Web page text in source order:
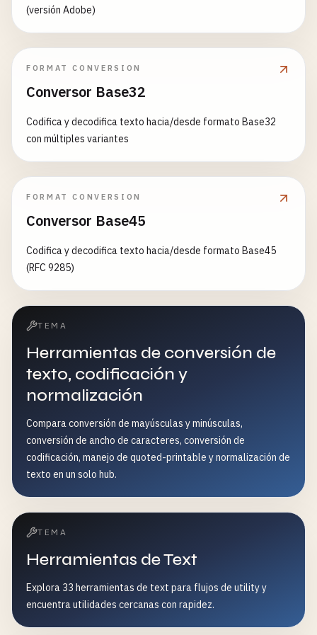
(versión Adobe)
FORMAT CONVERSION
Conversor Base32
Codifica y decodifica texto hacia/desde formato Base32
con múltiples variantes
FORMAT CONVERSION
Conversor Base45
Codifica y decodifica texto hacia/desde formato Base45
(RFC 9285)
TEMA
Herramientas de conversión de
texto, codificación y
normalización
Compara conversión de mayúsculas y minúsculas,
conversión de ancho de caracteres, conversión de
codificación, manejo de quoted-printable y normalización de
texto en un solo hub.
TEMA
Herramientas de Text
Explora 33 herramientas de text para flujos de utility y
encuentra utilidades cercanas con rapidez.